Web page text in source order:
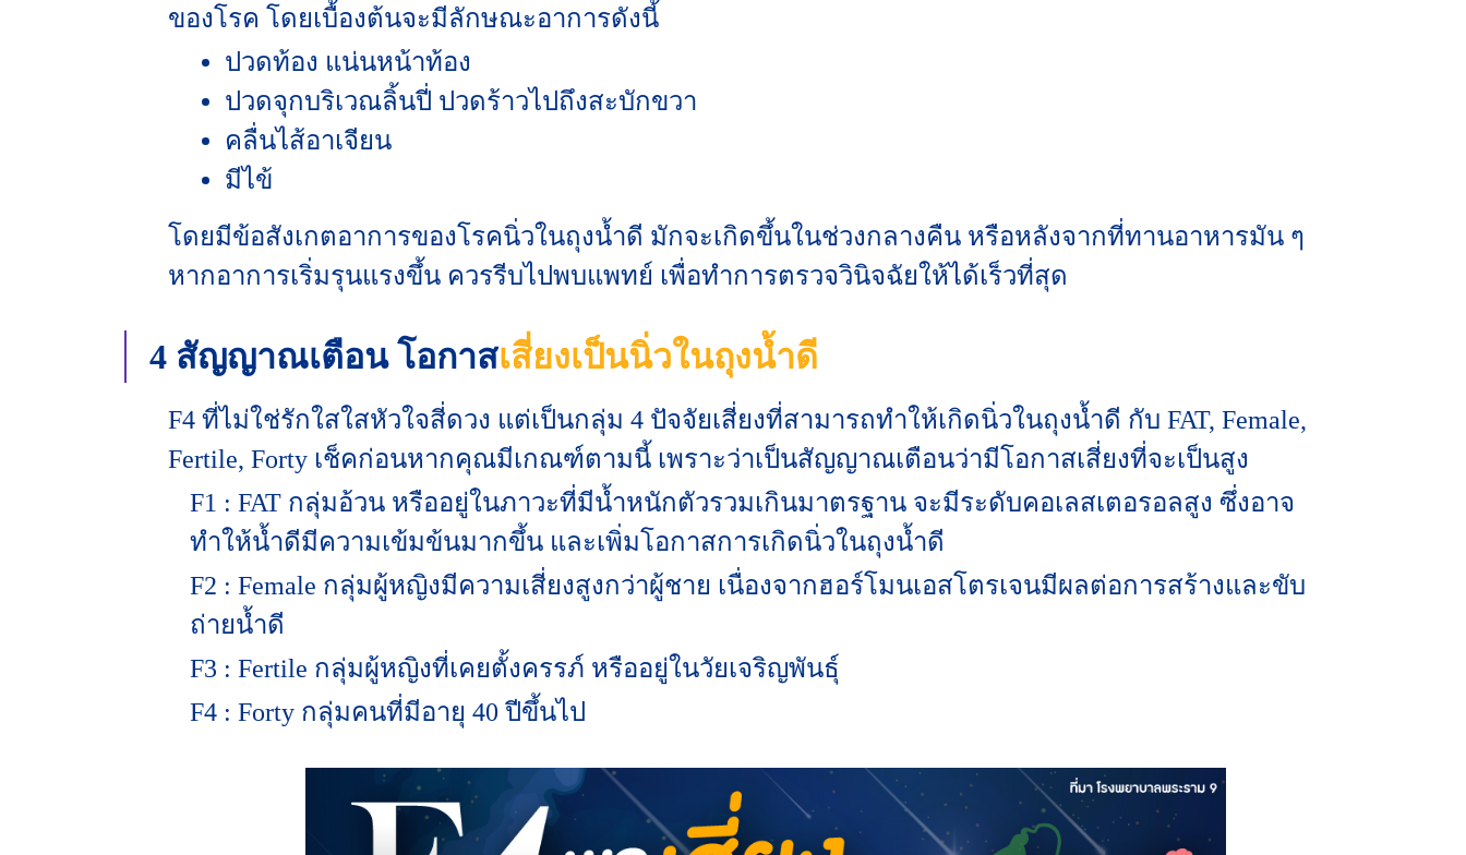
ของโรค โดยเบื้องต้นจะมีลักษณะอาการดังนี้
ปวดท้อง แน่นหน้าท้อง
ปวดจุกบริเวณลิ้นปี่ ปวดร้าวไปถึงสะบักขวา
คลื่นไส้อาเจียน
มีไข้
โดยมีข้อสังเกตอาการของโรคนิ่วในถุงน้ำดี มักจะเกิดขึ้นในช่วงกลางคืน หรือหลังจากที่ทานอาหารมัน ๆ
หากอาการเริ่มรุนแรงขึ้น ควรรีบไปพบแพทย์ เพื่อทำการตรวจวินิจฉัยให้ได้เร็วที่สุด
4 สัญญาณเตือน โอกาสเสี่ยงเป็นนิ่วในถุงน้ำดี
F4 ที่ไม่ใช่รักใสใสหัวใจสี่ดวง แต่เป็นกลุ่ม 4 ปัจจัยเสี่ยงที่สามารถทำให้เกิดนิ่วในถุงน้ำดี กับ FAT, Female,
Fertile, Forty เช็คก่อนหากคุณมีเกณฑ์ตามนี้ เพราะว่าเป็นสัญญาณเตือนว่ามีโอกาสเสี่ยงที่จะเป็นสูง
F1 : FAT กลุ่มอ้วน หรืออยู่ในภาวะที่มีน้ำหนักตัวรวมเกินมาตรฐาน จะมีระดับคอเลสเตอรอลสูง ซึ่งอาจ
ทำให้น้ำดีมีความเข้มข้นมากขึ้น และเพิ่มโอกาสการเกิดนิ่วในถุงน้ำดี
F2 : Female กลุ่มผู้หญิงมีความเสี่ยงสูงกว่าผู้ชาย เนื่องจากฮอร์โมนเอสโตรเจนมีผลต่อการสร้างและขับ
ถ่ายน้ำดี
F3 : Fertile กลุ่มผู้หญิงที่เคยตั้งครรภ์ หรืออยู่ในวัยเจริญพันธุ์
F4 : Forty กลุ่มคนที่มีอายุ 40 ปีขึ้นไป